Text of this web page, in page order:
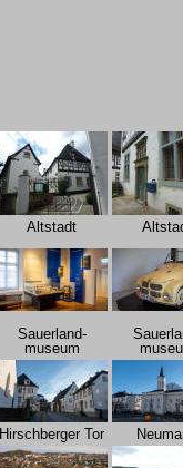
Altstadt
Sauerland-
museum
Hirschberger Tor